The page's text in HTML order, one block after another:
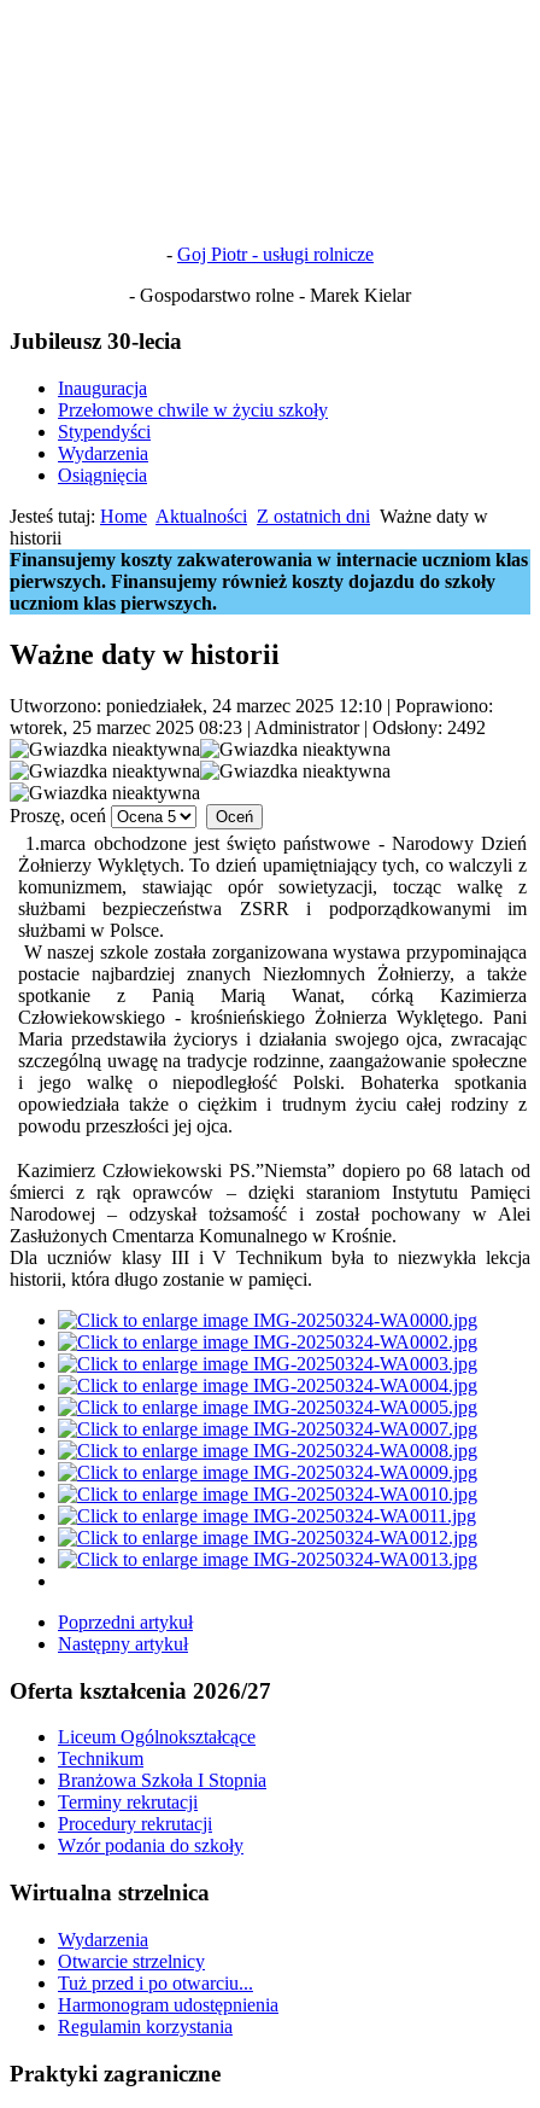
- Goj Piotr - usługi rolnicze
- Gospodarstwo rolne - Marek Kielar
Jubileusz 30-lecia
Inauguracja
Przełomowe chwile w życiu szkoły
Stypendyści
Wydarzenia
Osiągnięcia
Jesteś tutaj: Home Aktualności Z ostatnich dni Ważne daty w
historii
Finansujemy koszty zakwaterowania w internacie uczniom klas
pierwszych. Finansujemy również koszty dojazdu do szkoły
uczniom klas pierwszych.
Ważne daty w historii
Utworzono: poniedziałek, 24 marzec 2025 12:10 | Poprawiono:
wtorek, 25 marzec 2025 08:23 | Administrator| Odsłony: 2492
Proszę, oceń
1.marca obchodzone jest święto państwowe - Narodowy Dzień
Żołnierzy Wyklętych. To dzień upamiętniający tych, co walczyli z
komunizmem, stawiając opór sowietyzacji, tocząc walkę z
służbami bezpieczeństwa ZSRR i podporządkowanymi im
służbami w Polsce.
W naszej szkole została zorganizowana wystawa przypominająca
postacie najbardziej znanych Niezłomnych Żołnierzy, a także
spotkanie z Panią Marią Wanat, córką Kazimierza
Człowiekowskiego - krośnieńskiego Żołnierza Wyklętego. Pani
Maria przedstawiła życiorys i działania swojego ojca, zwracając
szczególną uwagę na tradycje rodzinne, zaangażowanie społeczne
i jego walkę o niepodległość Polski. Bohaterka spotkania
opowiedziała także o ciężkim i trudnym życiu całej rodziny z
powodu przeszłości jej ojca.
Kazimierz Człowiekowski PS.”Niemsta” dopiero po 68 latach od
śmierci z rąk oprawców – dzięki staraniom Instytutu Pamięci
Narodowej – odzyskał tożsamość i został pochowany w Alei
Zasłużonych Cmentarza Komunalnego w Krośnie.
Dla uczniów klasy III i V Technikum była to niezwykła lekcja
historii, która długo zostanie w pamięci.
Poprzedni artykuł
Następny artykuł
Oferta kształcenia 2026/27
Liceum Ogólnokształcące
Technikum
Branżowa Szkoła I Stopnia
Terminy rekrutacji
Procedury rekrutacji
Wzór podania do szkoły
Wirtualna strzelnica
Wydarzenia
Otwarcie strzelnicy
Tuż przed i po otwarciu...
Harmonogram udostępnienia
Regulamin korzystania
Praktyki zagraniczne